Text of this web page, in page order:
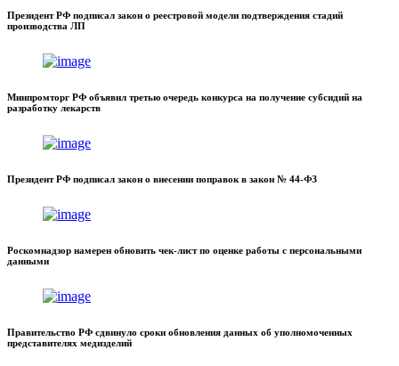
Президент РФ подписал закон о реестровой модели подтверждения стадий
производства ЛП
Минпромторг РФ объявил третью очередь конкурса на получение субсидий на
разработку лекарств
Президент РФ подписал закон о внесении поправок в закон № 44-ФЗ
Роскомнадзор намерен обновить чек-лист по оценке работы с персональными
данными
Правительство РФ сдвинуло сроки обновления данных об уполномоченных
представителях медизделий